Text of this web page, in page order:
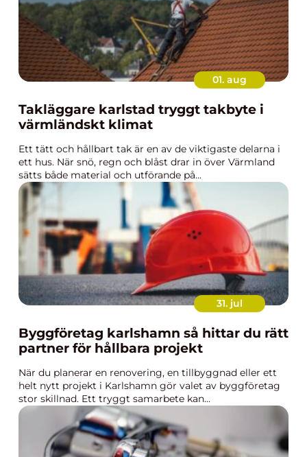
01. aug
Takläggare karlstad tryggt takbyte i
värmländskt klimat
Ett tätt och hållbart tak är en av de viktigaste delarna i
ett hus. När snö, regn och blåst drar in över Värmland
sätts både material och utförande på...
31. jul
Byggföretag karlshamn så hittar du rätt
partner för hållbara projekt
När du planerar en renovering, en tillbyggnad eller ett
helt nytt projekt i Karlshamn gör valet av byggföretag
stor skillnad. Ett tryggt samarbete kan...